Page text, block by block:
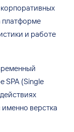
платформе
и работе
SPA (Single
верстка